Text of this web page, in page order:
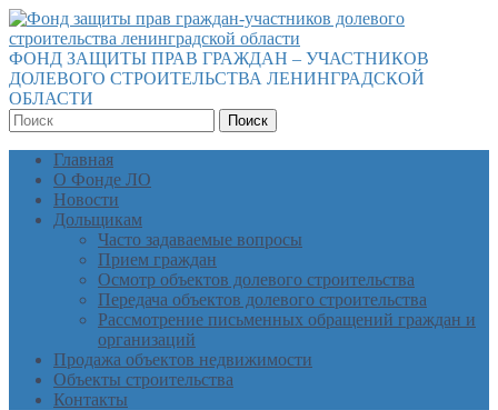
ФОНД ЗАЩИТЫ ПРАВ ГРАЖДАН – УЧАСТНИКОВ
ДОЛЕВОГО СТРОИТЕЛЬСТВА ЛЕНИНГРАДСКОЙ
ОБЛАСТИ
Поиск
Главная
О Фонде ЛО
Новости
Дольщикам
Часто задаваемые вопросы
Прием граждан
Осмотр объектов долевого строительства
Передача объектов долевого строительства
Рассмотрение письменных обращений граждан и
организаций
Продажа объектов недвижимости
Объекты строительства
Контакты